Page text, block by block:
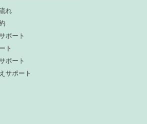
れ
ポート
ト
ポート
サポート